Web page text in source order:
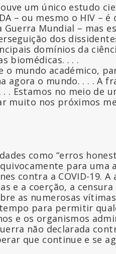
um único estudo
– ou mesmo o HIV – é
Guerra Mundial – mas
dos
domínios da
biomédicas. . . .
o mundo académico,
agora o mundo. . . . A
. . Estamos no meio de
muito nos próximos
como “erros
para uma
contra a COVID-19. A
e a coerção, a
as numerosas
para permitir
e os organismos
não declarada
que continue e se